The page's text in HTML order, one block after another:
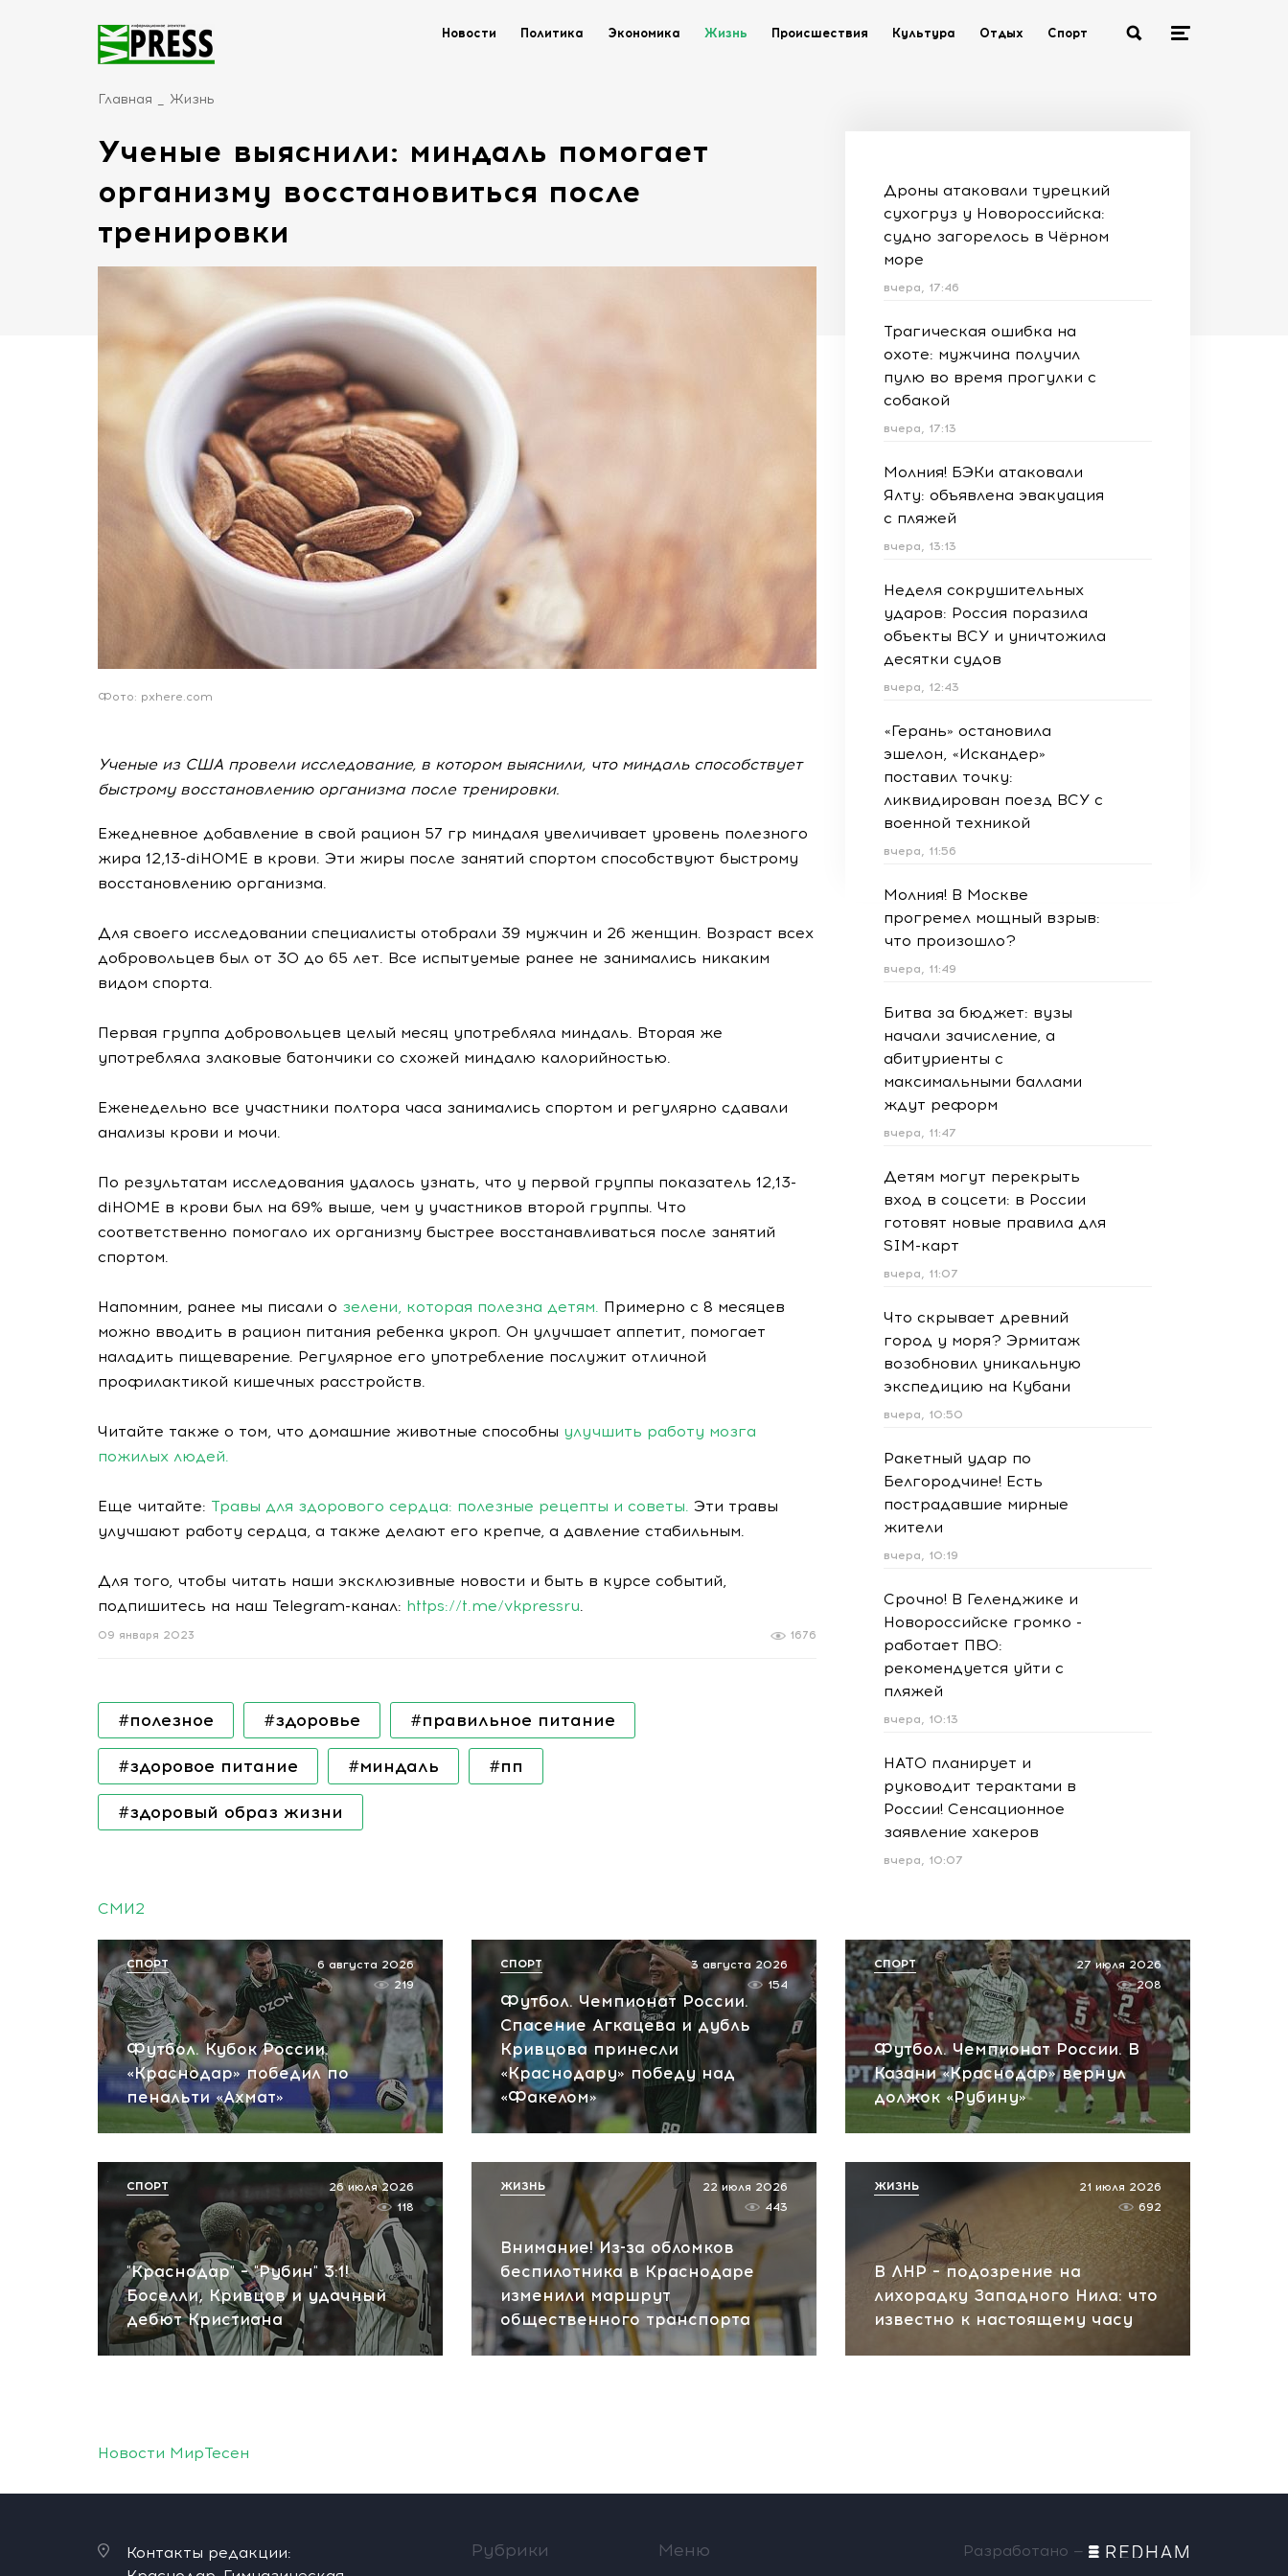
Новости Политика Экономика Жизнь Происшествия Культура Отдых Спорт
Главная Жизнь
Ученые выяснили: миндаль помогает
организму восстановиться после
тренировки
Фото: pxhere.com
Ученые из США провели исследование, в котором выяснили, что миндаль способствует
быстрому восстановлению организма после тренировки.
Ежедневное добавление в свой рацион 57 гр миндаля увеличивает уровень полезного
жира 12,13-diHOME в крови. Эти жиры после занятий спортом способствуют быстрому
восстановлению организма.
Для своего исследовании специалисты отобрали 39 мужчин и 26 женщин. Возраст всех
добровольцев был от 30 до 65 лет. Все испытуемые ранее не занимались никаким
видом спорта.
Первая группа добровольцев целый месяц употребляла миндаль. Вторая же
употребляла злаковые батончики со схожей миндалю калорийностью.
Еженедельно все участники полтора часа занимались спортом и регулярно сдавали
анализы крови и мочи.
По результатам исследования удалось узнать, что у первой группы показатель 12,13-
diHOME в крови был на 69% выше, чем у участников второй группы. Что
соответственно помогало их организму быстрее восстанавливаться после занятий
спортом.
Напомним, ранее мы писали о зелени, которая полезна детям. Примерно с 8 месяцев
можно вводить в рацион питания ребенка укроп. Он улучшает аппетит, помогает
наладить пищеварение. Регулярное его употребление послужит отличной
профилактикой кишечных расстройств.
Читайте также о том, что домашние животные способны улучшить работу мозга
пожилых людей.
Еще читайте: Травы для здорового сердца: полезные рецепты и советы. Эти травы
улучшают работу сердца, а также делают его крепче, а давление стабильным.
Для того, чтобы читать наши эксклюзивные новости и быть в курсе событий,
подпишитесь на наш Telegram-канал: https://t.me/vkpressru.
1676
09 января 2023
#полезное #здоровье #правильное питание
#здоровое питание #миндаль #пп
#здоровый образ жизни
Дроны атаковали турецкий
сухогруз у Новороссийска:
судно загорелось в Чёрном
море
вчера, 17:46
Трагическая ошибка на
охоте: мужчина получил
пулю во время прогулки с
собакой
вчера, 17:13
Молния! БЭКи атаковали
Ялту: объявлена эвакуация
с пляжей
вчера, 13:13
Неделя сокрушительных
ударов: Россия поразила
объекты ВСУ и уничтожила
десятки судов
вчера, 12:43
«Герань» остановила
эшелон, «Искандер»
поставил точку:
ликвидирован поезд ВСУ с
военной техникой
вчера, 11:56
Молния! В Москве
прогремел мощный взрыв:
что произошло?
вчера, 11:49
Битва за бюджет: вузы
начали зачисление, а
абитуриенты с
максимальными баллами
ждут реформ
вчера, 11:47
Детям могут перекрыть
вход в соцсети: в России
готовят новые правила для
SIM-карт
вчера, 11:07
Что скрывает древний
город у моря? Эрмитаж
возобновил уникальную
экспедицию на Кубани
вчера, 10:50
Ракетный удар по
Белгородчине! Есть
пострадавшие мирные
жители
вчера, 10:19
Срочно! В Геленджике и
Новороссийске громко -
работает ПВО:
рекомендуется уйти с
пляжей
вчера, 10:13
НАТО планирует и
руководит терактами в
России! Сенсационное
заявление хакеров
вчера, 10:07
СМИ2
Футбол. Кубок России.
«Краснодар» победил по
пенальти «Ахмат»
6 августа 2026
219
СПОРТ
Футбол. Чемпионат России.
Спасение Агкацева и дубль
Кривцова принесли
«Краснодару» победу над
«Факелом»
3 августа 2026
154
СПОРТ
Футбол. Чемпионат России. В
Казани «Краснодар» вернул
должок «Рубину»
27 июля 2026
208
СПОРТ
"Краснодар" – "Рубин" 3:1!
Боселли, Кривцов и удачный
дебют Кристиана
26 июля 2026
118
СПОРТ
Внимание! Из-за обломков
беспилотника в Краснодаре
изменили маршрут
общественного транспорта
22 июля 2026
443
ЖИЗНЬ
В ЛНР – подозрение на
лихорадку Западного Нила: что
известно к настоящему часу
21 июля 2026
692
ЖИЗНЬ
Новости МирТесен
Контакты редакции:
Рубрики Меню Разработано —